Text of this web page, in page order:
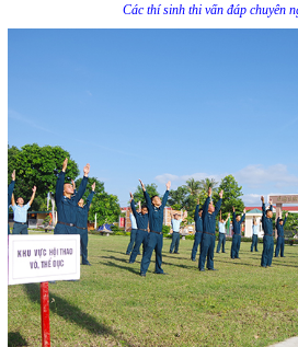
Các thí sinh thi vấn đáp chuyên